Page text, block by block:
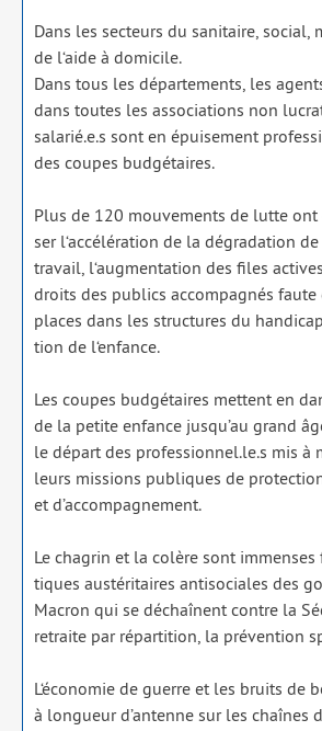
Dans les sec­teurs du sani­taire, social,
de l‘aide à domi­cile.
Dans tous les dépar­te­ments, les
dans toutes les asso­cia­tions non
salarié.e.s sont en épui­se­ment
des coupes bud­gé­taires.
Plus de 120 mou­ve­ments de lutte
ser l‘accélération de la dégra­da­tion
tra­vail, l‘augmentation des files
droits des publics accom­pa­gnés faute
places dans les struc­tures du
tion de l‘enfance.
Les coupes bud­gé­taires mettent en
de la petite enfance jusqu’au grand
le départ des professionnel.le.s mis à
leurs mis­sions publiques de
et d’accompagnement.
Le cha­grin et la colère sont
tiques aus­té­ri­taires anti­so­ciales des
Macron qui se déchaînent contre la
retraite par répar­ti­tion, la pré­ven­tion
L‘économie de guerre et les bruits de
à lon­gueur d’antenne sur les chaînes